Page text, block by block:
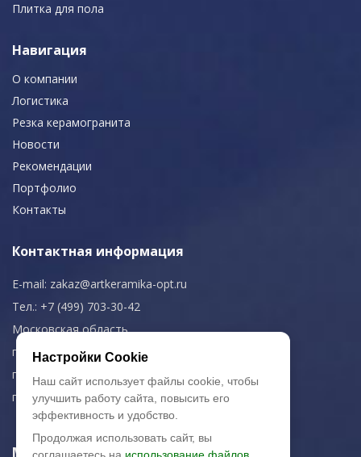
Плитка для пола
Навигация
О компании
Логистика
Резка керамогранита
Новости
Рекомендации
Портфолио
Контакты
Контактная информация
E-mail: zakaz@artkeramika-opt.ru
Тел.: +7 (499) 703-30-42
Московская область,
г. Красногорск
пн-чт: 09.00-18.00
пт: 09.00-17.00
Мы в соц. сетях
Настройки Cookie
Наш сайт использует файлы cookie, чтобы
улучшить работу сайта, повысить его
эффективность и удобство.
Продолжая использовать сайт, вы